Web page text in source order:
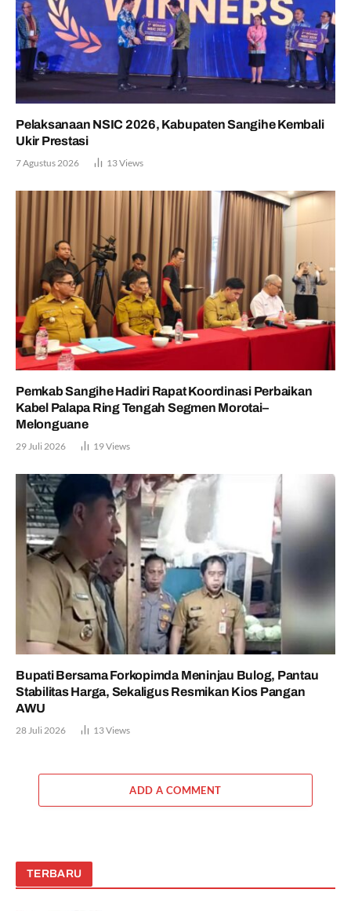
Pelaksanaan NSIC 2026, Kabupaten Sangihe Kembali
Ukir Prestasi
7 Agustus 2026 13Views
Pemkab Sangihe Hadiri Rapat Koordinasi Perbaikan
Kabel Palapa Ring Tengah Segmen Morotai–
Melonguane
29 Juli 2026 19Views
Bupati Bersama Forkopimda Meninjau Bulog, Pantau
Stabilitas Harga, Sekaligus Resmikan Kios Pangan
AWU
28 Juli 2026 13Views
ADD A COMMENT
TERBARU